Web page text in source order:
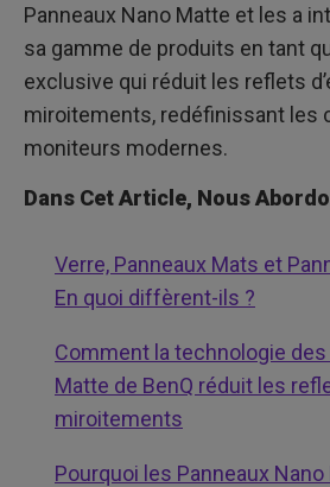
Panneaux Nano Matte et les a
sa gamme de produits en tant
exclusive qui réduit les reflets
miroitements, redéfinissant les
moniteurs modernes.
Dans Cet Article, Nous
Verre, Panneaux Mats et
En quoi diffèrent-ils ?
Comment la technologie des
Matte de BenQ réduit les
miroitements
Pourquoi les Panneaux